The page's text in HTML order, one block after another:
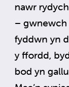
nawr
– gwnewch
fyddwn yn
y ffordd,
bod yn